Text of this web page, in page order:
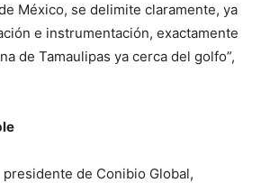
México, se delimite claramente, ya
e instrumentación, exactamente
de Tamaulipas ya cerca del golfo”,
presidente de Conibio Global,